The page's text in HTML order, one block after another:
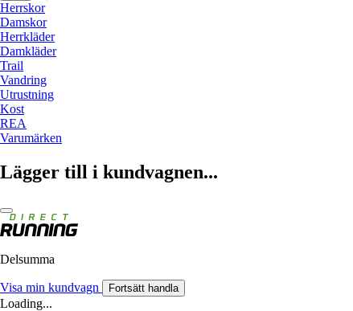
Herrskor
Damskor
Herrkläder
Damkläder
Trail
Vandring
Utrustning
Kost
REA
Varumärken
Lägger till i kundvagnen...
Delsumma
Visa min kundvagn Fortsätt handla
Loading...